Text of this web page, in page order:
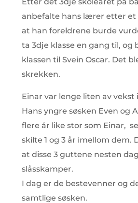
anbefalte hans lærer etter et
at han foreldrene burde
ta 3dje klasse en gang til, og
klassen til Svein Oscar. Det
skrekken.
Einar var lenge liten av vekst
Hans yngre søsken Even og
flere år like stor som Einar,
skilte 1 og 3 år imellom dem.
at disse 3 guttene nesten
slåsskamper.
I dag er de bestevenner og
samtlige søsken.